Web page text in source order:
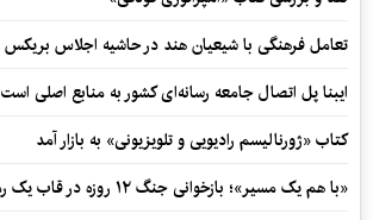
تعامل فرهنگی با شیعیان هند در حاشیه اجلاس بریکس
ایبنا پل اتصال جامعه رسانه‌ای کشور به منابع اصلی است
کتاب «ژورنالیسم رادیویی و تلویزیونی» به بازار آمد
«با هم یک مسیر»؛ بازخوانی جنگ ۱۲ روزه در قاب یک رمان کوتاه